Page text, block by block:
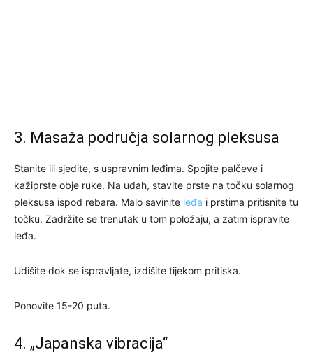
3. Masaža područja solarnog pleksusa
Stanite ili sjedite, s uspravnim leđima. Spojite palčeve i
kažiprste obje ruke. Na udah, stavite prste na točku solarnog
pleksusa ispod rebara. Malo savinite leđa i prstima pritisnite tu
točku. Zadržite se trenutak u tom položaju, a zatim ispravite
leđa.
Udišite dok se ispravljate, izdišite tijekom pritiska.
Ponovite 15-20 puta.
4. „Japanska vibracija“